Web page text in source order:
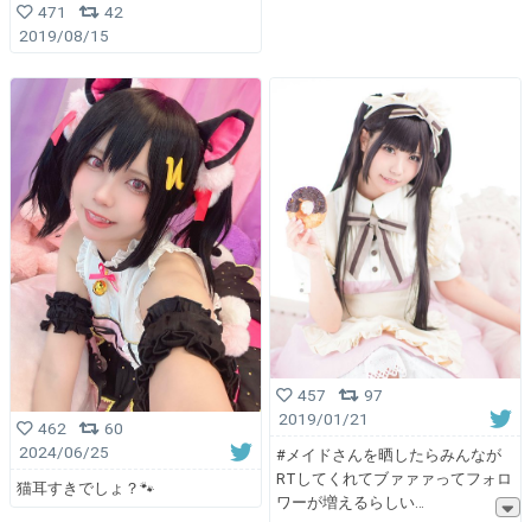
471
42
2019/08/15
462
60
2024/06/25
猫耳すきでしょ？🐾
457
97
2019/01/21
#メイドさんを晒したらみんなが
RTしてくれてブァァァってフォロ
ワーが増えるらしい